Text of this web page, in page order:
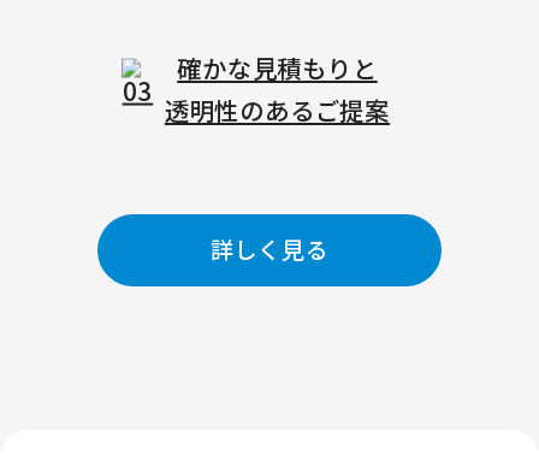
確かな見積もりと
透明性のあるご提案
詳しく見る